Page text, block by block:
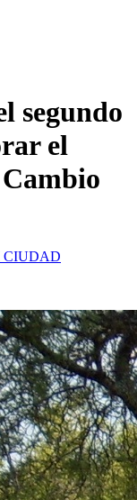
segundo
el
CIUDAD